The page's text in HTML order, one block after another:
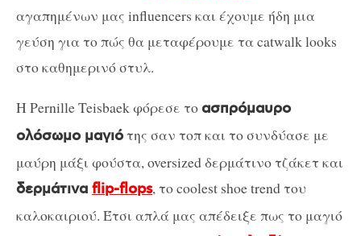
αγαπημένων μας influencers και έχουμε ήδη μια
γεύση για το πώς θα μεταφέρουμε τα catwalk looks
στο καθημερινό στυλ.
Η Pernille Teisbaek φόρεσε τοασπρόμαυρο
ολόσωμο μαγιότης σαν τοπ και το συνδύασε με
μαύρη μάξι φούστα, oversized δερμάτινο τζάκετ και
δερμάτινα flip-flops, το coolest shoe trend του
καλοκαιριού. Έτσι απλά μας απέδειξε πως το μαγιό